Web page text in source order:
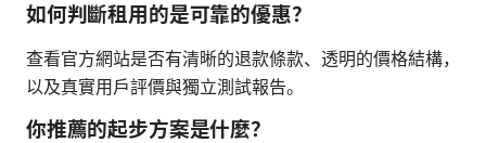
如何判斷租用的是可靠的優惠？
查看官方網站是否有清晰的退款條款、透明的價格結構，
以及真實用戶評價與獨立測試報告。
你推薦的起步方案是什麼？